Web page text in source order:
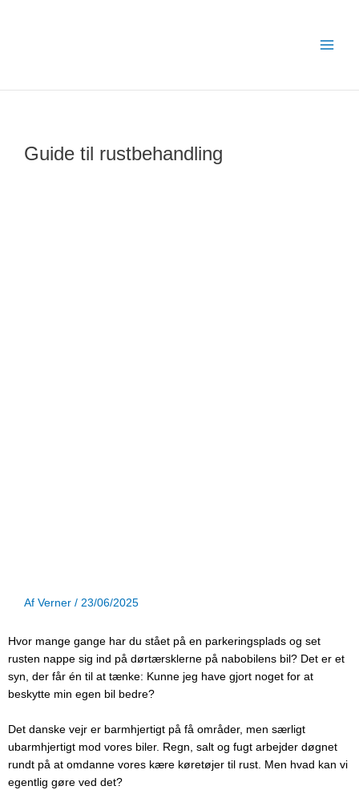
Guide til rustbehandling
Af Verner / 23/06/2025
Hvor mange gange har du stået på en parkeringsplads og set
rusten nappe sig ind på dørtærsklerne på nabobilens bil? Det er et
syn, der får én til at tænke: Kunne jeg have gjort noget for at
beskytte min egen bil bedre?
Det danske vejr er barmhjertigt på få områder, men særligt
ubarmhjertigt mod vores biler. Regn, salt og fugt arbejder døgnet
rundt på at omdanne vores kære køretøjer til rust. Men hvad kan vi
egentlig gøre ved det?